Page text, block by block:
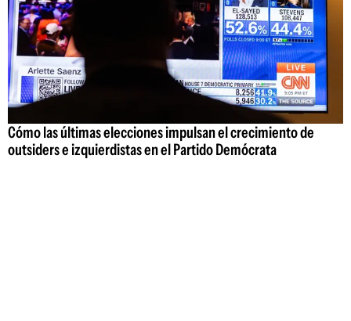
Cómo las últimas elecciones impulsan el crecimiento de
outsiders e izquierdistas en el Partido Demócrata